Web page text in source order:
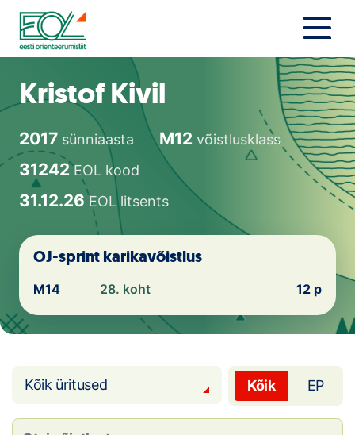
Liigu
sisu
juurde
Estonian Orienteering Federation
Uudised
Alustajale
Orienteerujale
Eesti Orienteerumine 100!
Toetamine
Telli litsents!
Noored
Kristof Kivil
2017 sünniaasta M12 võistlusklass
31242EOL kood
31.12.26EOL litsents
OJ-sprint karikavõistlus
M14 28. koht 12 p
Kõik üritused Kõik EP